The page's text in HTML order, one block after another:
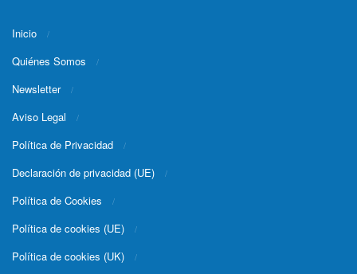
Inicio
Quiénes Somos
Newsletter
Aviso Legal
Política de Privacidad
Declaración de privacidad (UE)
Política de Cookies
Política de cookies (UE)
Política de cookies (UK)